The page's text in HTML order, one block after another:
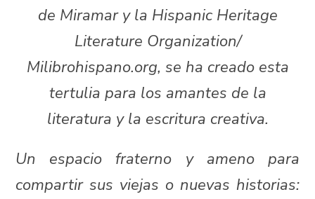
de Miramar y la Hispanic Heritage
Literature Organization/
Milibrohispano.org, se ha creado esta
tertulia para los amantes de la
literatura y la escritura creativa.
Un espacio fraterno y ameno para
compartir sus viejas o nuevas historias: